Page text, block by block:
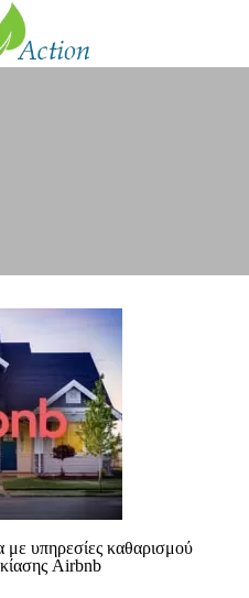
υπηρεσίες καθαρισμού
Airbnb